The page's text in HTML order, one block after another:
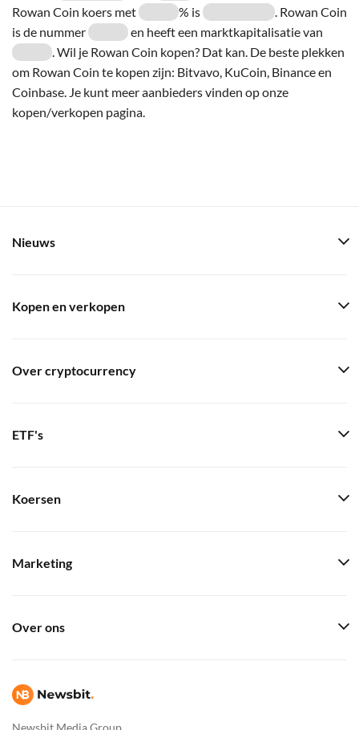
Rowan Coin koers met
% is
. Rowan Coin
is de nummer
en heeft een marktkapitalisatie van
. Wil je Rowan Coin kopen? Dat kan. De beste plekken
om Rowan Coin te kopen zijn: Bitvavo, KuCoin, Binance en
Coinbase. Je kunt meer aanbieders vinden op onze
kopen/verkopen pagina.
Newsbit Media Group
Nieuws
Kopen en verkopen
Over cryptocurrency
ETF's
Koersen
Marketing
Over ons